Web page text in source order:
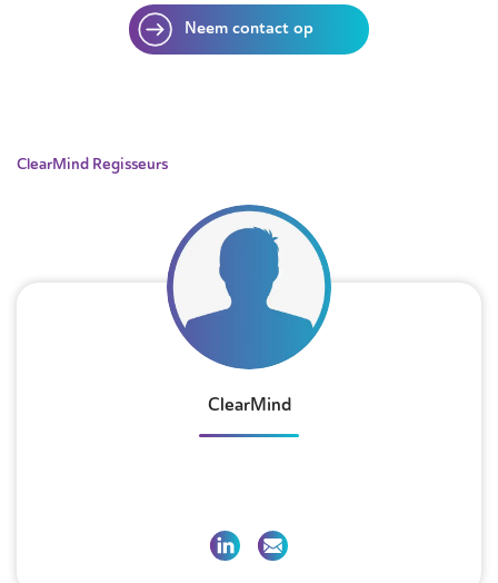
Neem contact op
ClearMind Regisseurs
ClearMind